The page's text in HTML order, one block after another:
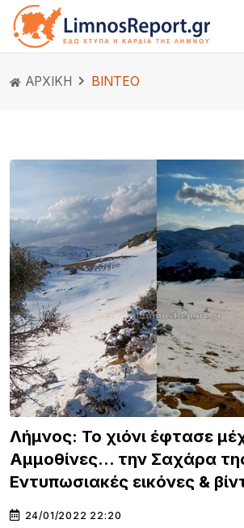
ΑΡΧΙΚΗ ΒΙΝΤΕΟ
Λήμνος: Το χιόνι έφτασε
Αμμοθίνες… την Σαχάρα
Εντυπωσιακές εικόνες &
24/01/2022 22:20